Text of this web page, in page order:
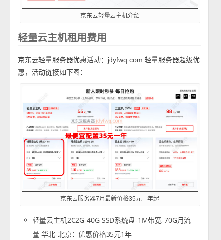
京东云轻量云主机介绍
轻量云主机租用费用
京东云轻量服务器优惠活动： jdyfwq.com 轻量服务器超级优
惠，活动链接如下图：
京东云服务器7月最新价格35元一年起
轻量云主机2C2G-40G SSD系统盘-1M带宽-70G月流
量 华北-北京：优惠价格35元1年